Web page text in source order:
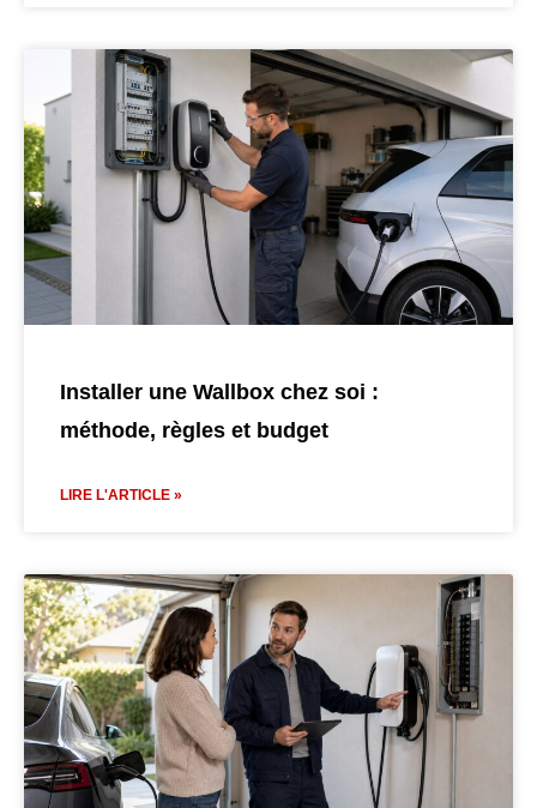
Installer une Wallbox chez soi :
méthode, règles et budget
LIRE L'ARTICLE »